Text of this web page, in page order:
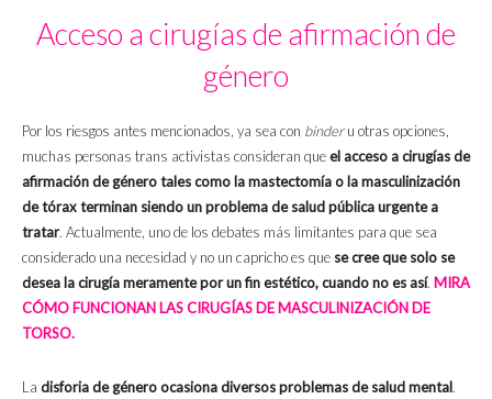
Acceso a cirugías de afirmación de
género
Por los riesgos antes mencionados, ya sea con binderu otras opciones,
muchas personas trans activistas consideran queel acceso a cirugías de
afirmación de género tales como la mastectomía o la masculinización
de tórax terminan siendo un problema de salud pública urgente a
tratar. Actualmente, uno de los debates más limitantes para que sea
considerado una necesidad y no un capricho es que se cree que solo se
desea la cirugía meramente por un fin estético, cuando no es así. MIRA
CÓMO FUNCIONAN LAS CIRUGÍAS DE MASCULINIZACIÓN DE
TORSO.
La disforia de género ocasiona diversos problemas de salud mental.